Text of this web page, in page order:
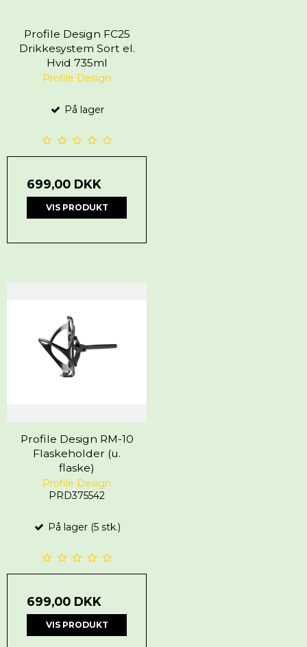
Profile Design FC25
Drikkesystem Sort el.
Hvid 735ml
Profile Design
På lager
699,00 DKK
VIS PRODUKT
Profile Design RM-10
Flaskeholder (u.
flaske)
Profile Design
PRD375542
På lager (5 stk.)
699,00 DKK
VIS PRODUKT